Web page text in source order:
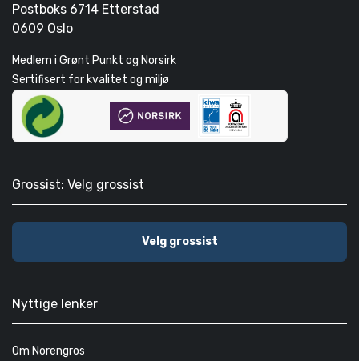
Postboks 6714 Etterstad
0609 Oslo
Medlem i Grønt Punkt og Norsirk
Sertifisert for kvalitet og miljø
Grossist: Velg grossist
Velg grossist
Nyttige lenker
Om Norengros